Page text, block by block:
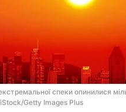
спеки опинилися
Getty Images Plus